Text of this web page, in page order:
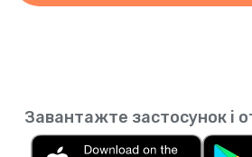
Завантажте застосунок і